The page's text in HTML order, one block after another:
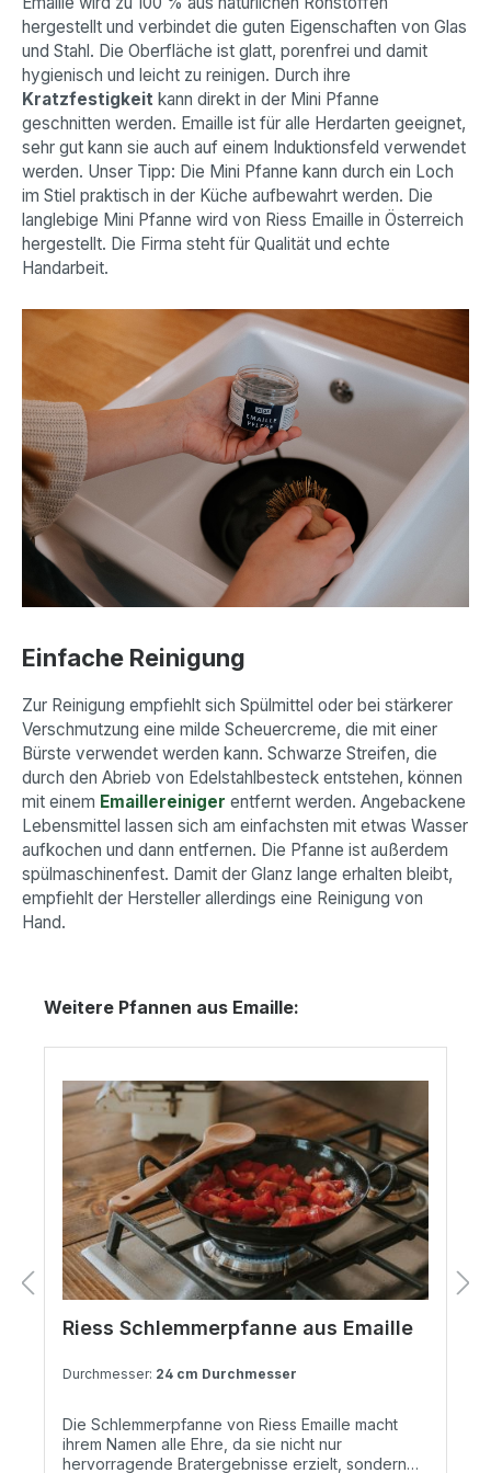
hergestellt und verbindet die guten Eigenschaften von Glas
und Stahl. Die Oberfläche ist glatt, porenfrei und damit
hygienisch und leicht zu reinigen. Durch ihre
Kratzfestigkeit kann direkt in der Mini Pfanne
geschnitten werden. Emaille ist für alle Herdarten geeignet,
sehr gut kann sie auch auf einem Induktionsfeld verwendet
werden. Unser Tipp: Die Mini Pfanne kann durch ein Loch
im Stiel praktisch in der Küche aufbewahrt werden. Die
langlebige Mini Pfanne wird von Riess Emaille in Österreich
hergestellt. Die Firma steht für Qualität und echte
Handarbeit.
Einfache Reinigung
Zur Reinigung empfiehlt sich Spülmittel oder bei stärkerer
Verschmutzung eine milde Scheuercreme, die mit einer
Bürste verwendet werden kann. Schwarze Streifen, die
durch den Abrieb von Edelstahlbesteck entstehen, können
mit einem Emaillereiniger entfernt werden. Angebackene
Lebensmittel lassen sich am einfachsten mit etwas Wasser
aufkochen und dann entfernen. Die Pfanne ist außerdem
spülmaschinenfest. Damit der Glanz lange erhalten bleibt,
empfiehlt der Hersteller allerdings eine Reinigung von
Hand.
Produktgalerie überspringen
Weitere Pfannen aus Emaille:
Riess Schlemmerpfanne aus Emaille
Durchmesser: 24 cm Durchmesser
Die Schlemmerpfanne von Riess Emaille macht
ihrem Namen alle Ehre, da sie nicht nur
hervorragende Bratergebnisse erzielt, sondern